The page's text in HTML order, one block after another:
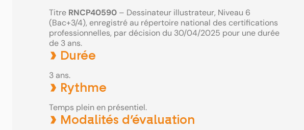
Titre RNCP40590 – Dessinateur illustrateur, Niveau 6
(Bac+3/4), enregistré au répertoire national des certifications
professionnelles, par décision du 30/04/2025 pour une durée
de 3 ans.
Durée
3 ans.
Rythme
Temps plein en présentiel.
Modalités d’évaluation